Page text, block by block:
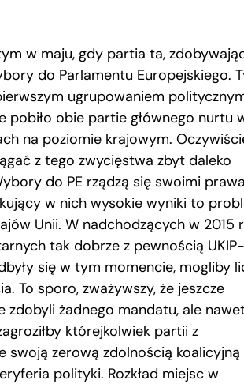
w maju, gdy partia ta,
do Parlamentu Europejskiego.
ugrupowaniem
pobiło obie partie głównego nurtu
na poziomie krajowym.
z tego zwycięstwa zbyt daleko
do PE rządzą się swoimi
w nich wysokie wyniki to
Unii. W nadchodzących w 2015
tak dobrze z pewnością
się w tym momencie, mogliby
To sporo, zważywszy, że jeszcze
zdobyli żadnego mandatu, ale
którejkolwiek partii z
swoją zerową zdolnością koalicyjną
polityki. Rozkład miejsc w